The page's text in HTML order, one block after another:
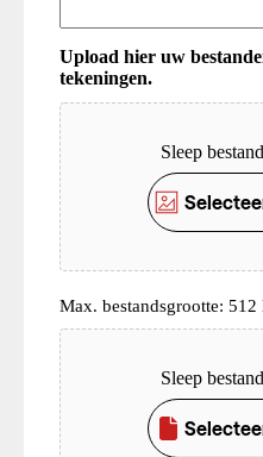
Upload hier uw
tekeningen.
Upload
Sleep
Max. bestandsgrootte: 512
Upload
Sleep